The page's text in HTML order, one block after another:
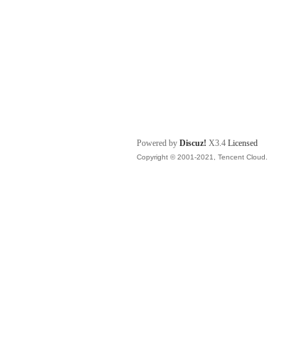
Powered by Discuz! X3.4 Licensed
Copyright © 2001-2021, Tencent Cloud.